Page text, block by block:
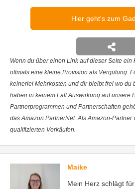
Hier geht's zum
Wenn du über einen Link auf dieser Seite ein
oftmals eine kleine Provision als Vergütung.
keinerlei Mehrkosten und dir bleibt frei wo du
haben in keinem Fall Auswirkung auf unsere
Partnerprogrammen und Partnerschaften
das Amazon PartnerNet. Als Amazon-Partner
qualifizierten Verkäufen.
Maike
Mein Herz schlägt